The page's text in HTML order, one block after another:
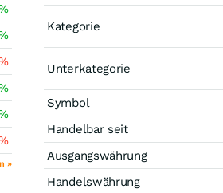
»
Kategorie
Unterkategorie
Symbol
Handelbar seit
Ausgangswährung
Handelswährung